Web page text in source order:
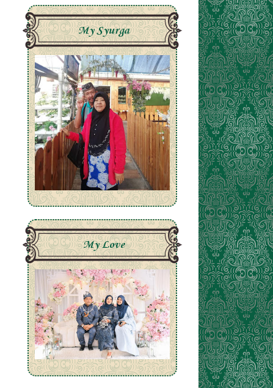
My Syurga
My Love